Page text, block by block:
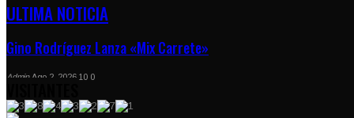
ULTIMA NOTICIA
Gino Rodríguez Lanza «Mix Carrete»
Admin Ago 2, 2026 10 0